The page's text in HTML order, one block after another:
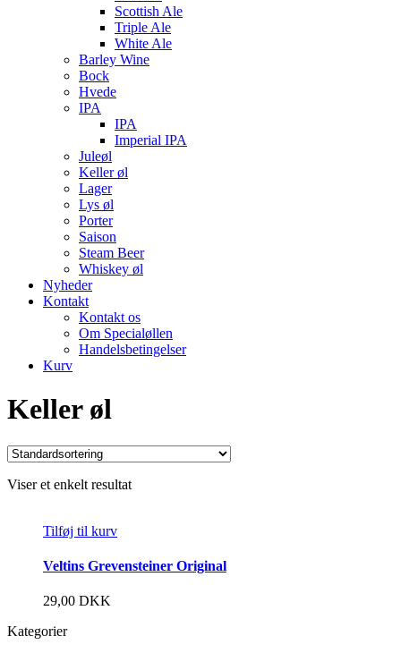
Scottish Ale
Triple Ale
White Ale
Barley Wine
Bock
Hvede
IPA
IPA
Imperial IPA
Juleøl
Keller øl
Lager
Lys øl
Porter
Saison
Steam Beer
Whiskey øl
Nyheder
Kontakt
Kontakt os
Om Specialøllen
Handelsbetingelser
Kurv
Keller øl
Viser et enkelt resultat
Tilføj til kurv
Veltins Grevensteiner Original
29,00 DKK
Kategorier